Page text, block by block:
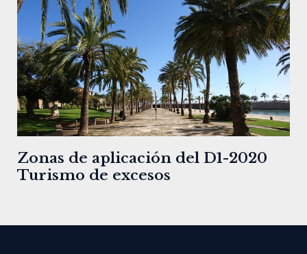
Zonas de aplicación del D1-2020
Turismo de excesos